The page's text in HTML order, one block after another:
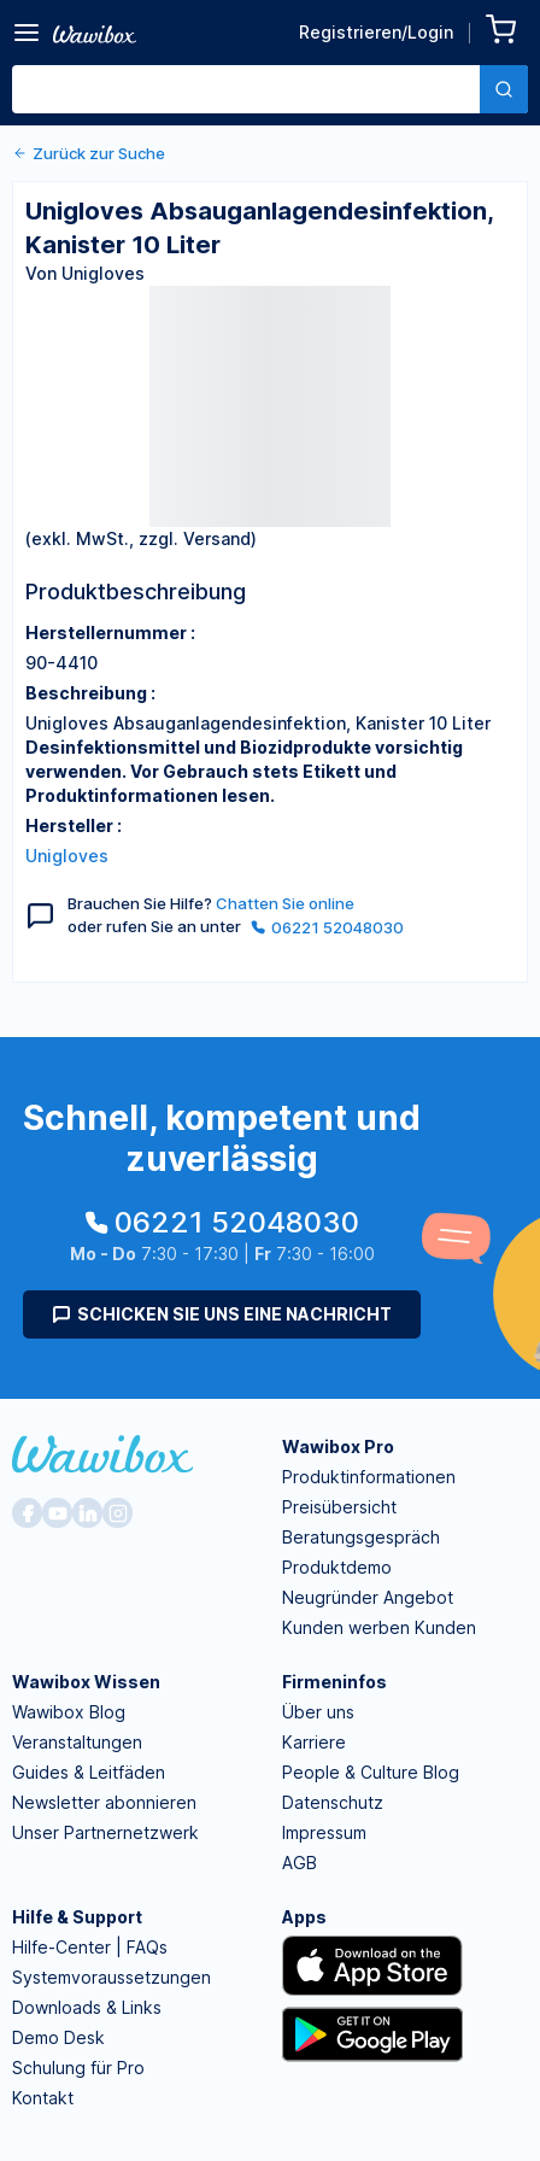
Registrieren/Login
Absauganlagendesinfektion
, Kanister 10 Liter
Von Unigloves
Zurück zu den Produktdetails
Zurück zur Suche
Unigloves Absauganlagendesinfektion,
Kanister 10 Liter
Von Unigloves
(exkl. MwSt., zzgl. Versand)
Produktbeschreibung
Herstellernummer :
90-4410
Beschreibung :
Unigloves Absauganlagendesinfektion, Kanister 10 Liter
Desinfektionsmittel und Biozidprodukte vorsichtig
verwenden. Vor Gebrauch stets Etikett und
Produktinformationen lesen.
Hersteller :
Unigloves
Brauchen Sie Hilfe? Chatten Sie online
oder rufen Sie an unter
06221 52048030
Schnell, kompetent und
zuverlässig
06221 52048030
Mo - Do 7:30 - 17:30 | Fr7:30 - 16:00
SCHICKEN SIE UNS EINE NACHRICHT
Wawibox Pro
Produktinformationen
Preisübersicht
Beratungsgespräch
Produktdemo
Neugründer Angebot
Kunden werben Kunden
Wawibox Wissen
Wawibox Blog
Veranstaltungen
Guides & Leitfäden
Newsletter abonnieren
Unser Partnernetzwerk
Firmeninfos
Über uns
Karriere
People & Culture Blog
Datenschutz
Impressum
AGB
Hilfe & Support
Hilfe-Center | FAQs
Systemvoraussetzungen
Downloads & Links
Demo Desk
Schulung für Pro
Kontakt
Apps